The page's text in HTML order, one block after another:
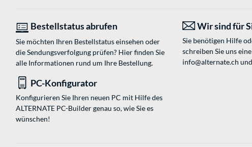
Bestellstatus abrufen
Sie möchten Ihren Bestellstatus einsehen oder
die Sendungsverfolgung prüfen? Hier finden Sie
alle Informationen rund um Ihre Bestellung.
Wir sind für
Sie benötigen Hilfe
schreiben Sie uns
info@alternate.ch
PC-Konfigurator
Konfigurieren Sie Ihren neuen PC mit Hilfe des
ALTERNATE PC-Builder genau so, wie Sie es
wünschen!